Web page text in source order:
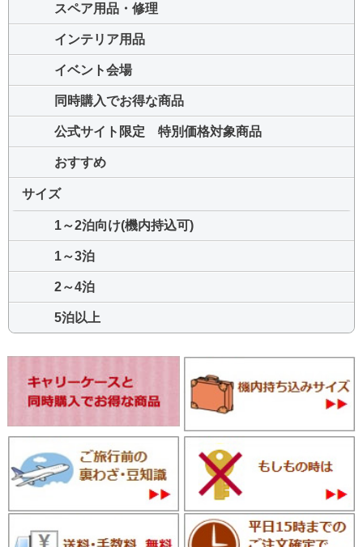
スペア用品・修理
インテリア用品
イベント会場
同時購入でお得な商品
公式サイト限定 特別価格対象商品
おすすめ
サイズ
1～2泊向け(機内持込可)
1～3泊
2～4泊
5泊以上